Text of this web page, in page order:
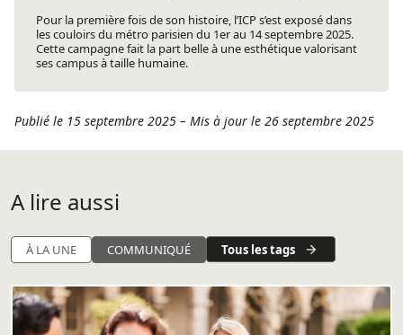
Pour la première fois de son histoire, l’ICP s’est exposé dans
les couloirs du métro parisien du 1er au 14 septembre 2025.
Cette campagne fait la part belle à une esthétique valorisant
ses campus à taille humaine.
Publié le 15 septembre 2025 – Mis à jour le 26 septembre 2025
A lire aussi
À LA UNE COMMUNIQUÉ Tous les tags